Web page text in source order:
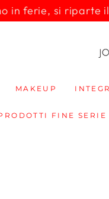
in ferie, si riparte il
MAKEUP
FINE SERIE